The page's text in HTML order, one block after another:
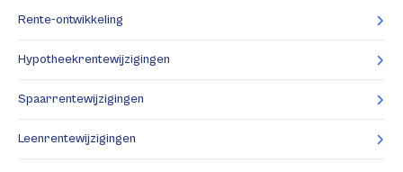
Rente-ontwikkeling
Hypotheekrentewijzigingen
Spaarrentewijzigingen
Leenrentewijzigingen